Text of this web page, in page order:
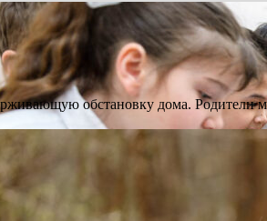
обстановку дома. Родители